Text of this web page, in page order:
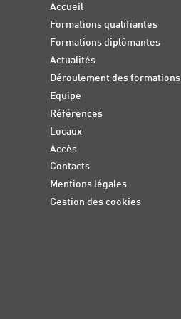
Accueil
Formations qualifiantes
Formations diplômantes
Actualités
Déroulement des formations
Equipe
Références
Locaux
Accès
Contacts
Mentions légales
Gestion des cookies